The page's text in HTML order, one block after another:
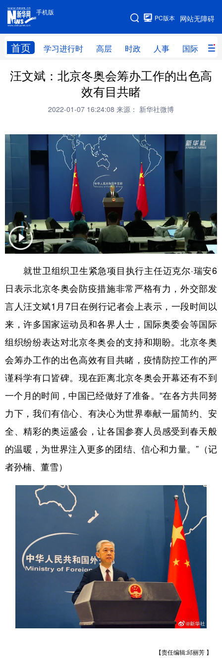
手机版
网站无障碍
PC版本
首页 学习进行时 高层 时政 人事 国际 财
手机版
网站地图
学习进行时 高层 时政 人事
财经 网评
全球连线
科技 科创 量子 体育
视频 图片
中央文件 金融
食品 人居 信息化 数字经济
学术中国 乡村振兴 银龄 溯源中国
彩票 娱乐 时尚 悦读
公益 一带一路 亚太网 上市公司
文化产业
地方频道
北京 天津 河北 山西
浙江 安徽 福建 江西
山东 河南 湖北 湖南
广东
四川 贵州 云南 西藏
宁夏
多语种频道
Español Français عربى
Русский язык 한국어
Deutsch Português
汪文斌：北京冬奥会筹办工作的出色高
效有目共睹
2022-01-07 16:24:08 来源： 新华社微博
就世卫组织卫生紧急项目执行主任迈克尔·瑞安6
日表示北京冬奥会防疫措施非常严格有力，外交部发
言人汪文斌1月7日在例行记者会上表示，一段时间以
来，许多国家运动员和各界人士，国际奥委会等国际
组织纷纷表达对北京冬奥会的支持和期盼。北京冬奥
会筹办工作的出色高效有目共睹，疫情防控工作的严
谨科学有口皆碑。现在距离北京冬奥会开幕还有不到
一个月的时间，中国已经做好了准备。“在各方共同努
力下，我们有信心、有决心为世界奉献一届简约、安
全、精彩的奥运盛会，让各国参赛人员感受到春天般
的温暖，为世界注入更多的团结、信心和力量。”（记
者孙楠、董雪）
【责任编辑:邱丽芳 】